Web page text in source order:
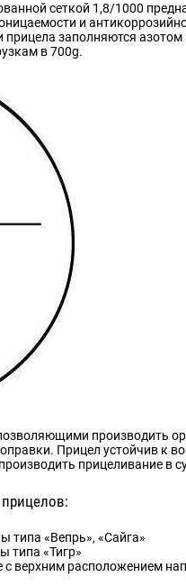
сеткой 1,8/1000
и
заполняются
в 700g.
производить
Прицел устойчив к
прицеливание в
типа «Вепрь», «Сайга»
типа «Тигр»
верхним расположением